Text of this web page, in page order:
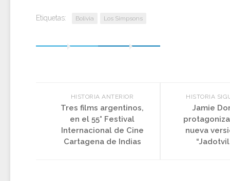
Etiquetas: Bolivia Los Simpsons
HISTORIA
Jamie
nueva
HISTORIA ANTERIOR
Tres films argentinos,
en el 55° Festival
Internacional de Cine
Cartagena de Indias